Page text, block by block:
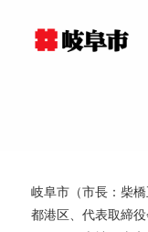
岐阜市（市長：柴
都港区、代表取締